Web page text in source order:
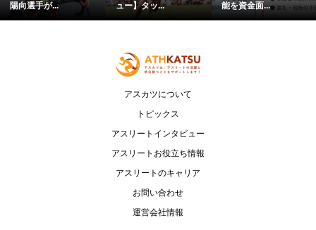
陽向選手が...
ュー】タッ...
能を資金面...
アスカツについて
トピックス
アスリートインタビュー
アスリートお役立ち情報
アスリートのキャリア
お問い合わせ
運営会社情報